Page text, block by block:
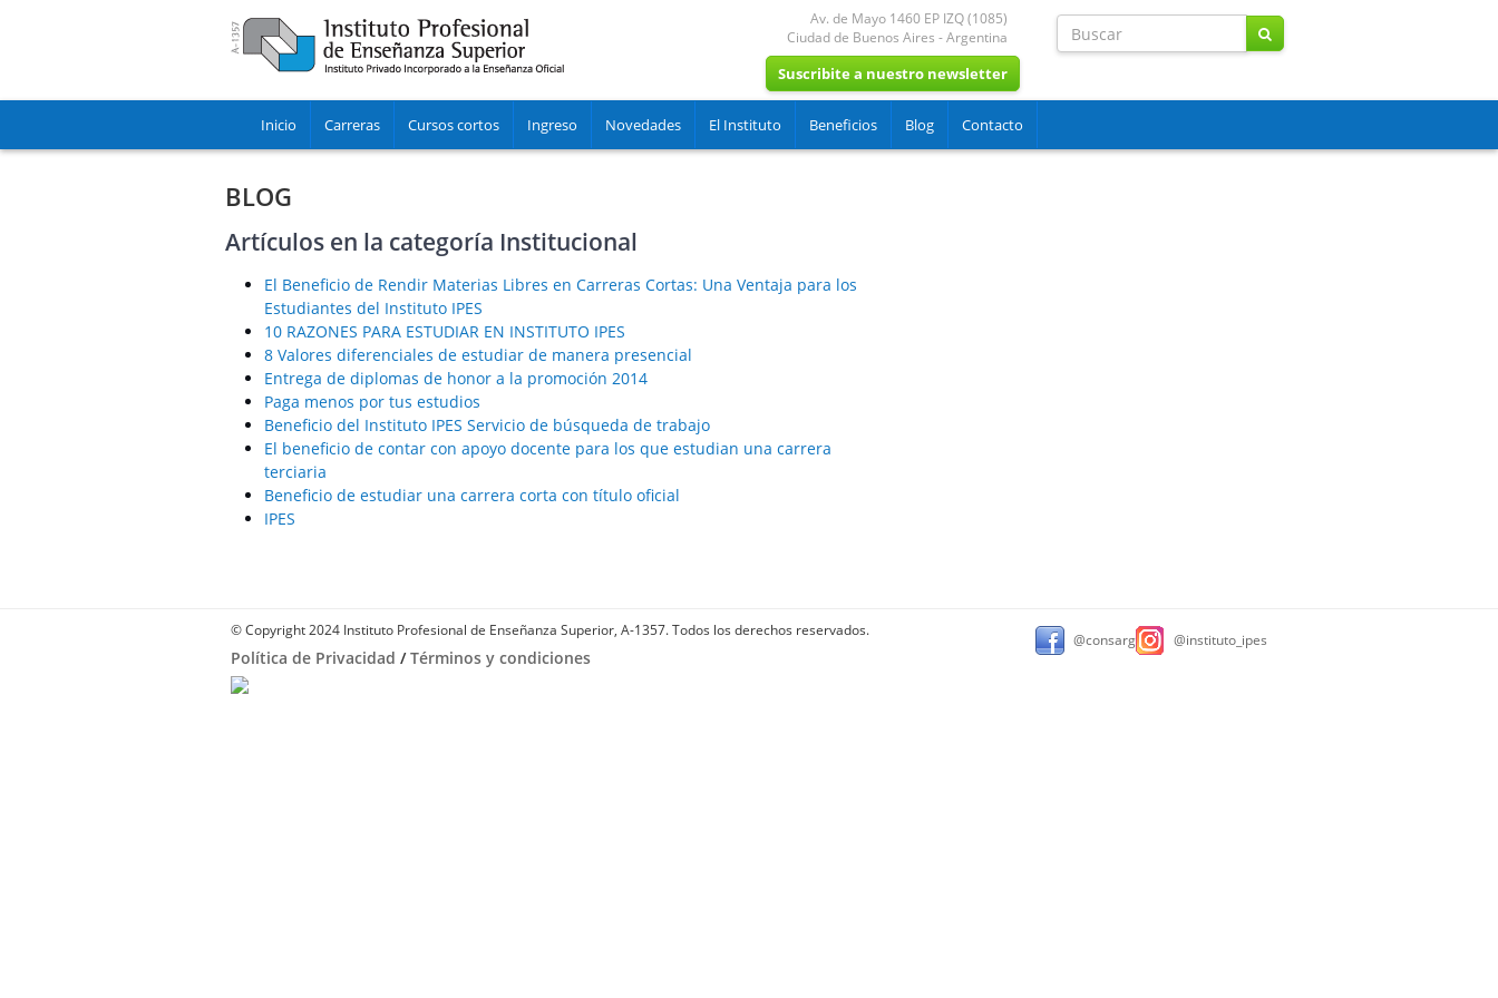
Av. de Mayo 1460 EP IZQ (1085)
Ciudad de Buenos Aires -Argentina
Suscribite a nuestro newsletter
Inicio Carreras Cursos cortos Ingreso Novedades El Instituto Beneficios Blog Contacto
BLOG
Artículos en la categoría Institucional
El Beneficio de Rendir Materias Libres en Carreras Cortas: Una Ventaja para los
Estudiantes del Instituto IPES
10 RAZONES PARA ESTUDIAR EN INSTITUTO IPES
8 Valores diferenciales de estudiar de manera presencial
Entrega de diplomas de honor a la promoción 2014
Paga menos por tus estudios
Beneficio del Instituto IPES Servicio de búsqueda de trabajo
El beneficio de contar con apoyo docente para los que estudian una carrera
terciaria
Beneficio de estudiar una carrera corta con título oficial
IPES
© Copyright 2024 Instituto Profesional de Enseñanza Superior, A-1357. Todos los derechos reservados.
Política de Privacidad /Términos y condiciones
@consarg @instituto_ipes